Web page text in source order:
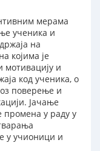
мерама
ученика и
на
којима је
мотивацију и
код ученика, o
поверење и
Јачање
промена у раду у
у учионици и